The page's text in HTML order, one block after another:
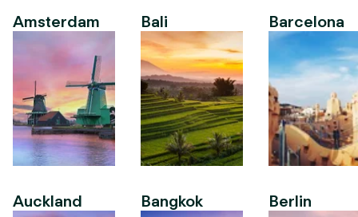
Amsterdam
Auckland
Bali
Bangkok
Barcelona
Berlin